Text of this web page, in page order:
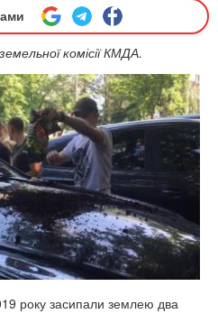
комісії КМДА.
року засипали землею два